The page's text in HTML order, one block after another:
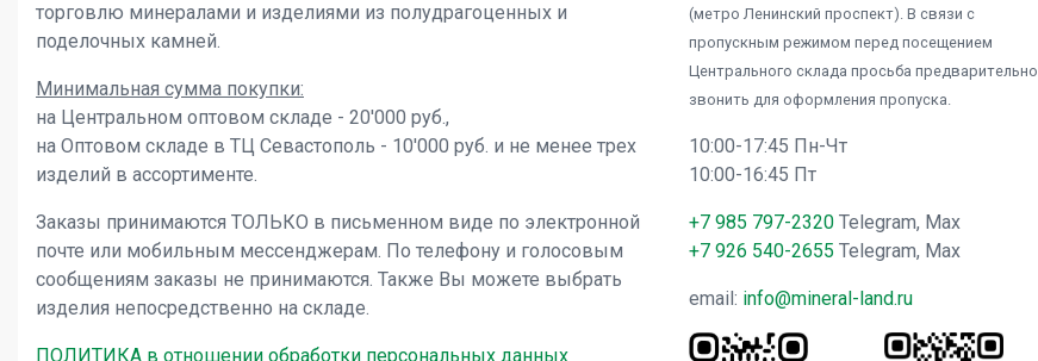
торговлю минералами и изделиями из полудрагоценных и
поделочных камней.
Минимальная сумма покупки:
на Центральном оптовом складе - 20'000 руб.,
на Оптовом складе в ТЦ Севастополь - 10'000 руб. и не менее трех
изделий в ассортименте.
Заказы принимаются ТОЛЬКО в письменном виде по электронной
почте или мобильным мессенджерам. По телефону и голосовым
сообщениям заказы не принимаются. Также Вы можете выбрать
изделия непосредственно на складе.
ПОЛИТИКА в отношении обработки персональных данных
(метро Ленинский проспект). В связи с
пропускным режимом перед посещением
Центрального склада просьба предварительно
звонить для оформления пропуска.
10:00-17:45 Пн-Чт
10:00-16:45 Пт
+7 985 797-2320Telegram, Max
+7 926 540-2655 Telegram, Max
email: info@mineral-land.ru